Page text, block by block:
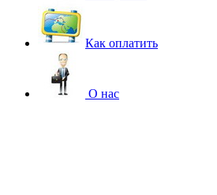
Как оплатить
О нас